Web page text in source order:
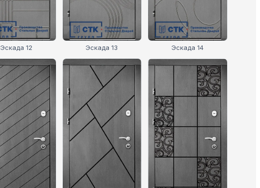
Эскада 12 Эскада 13 Эскада 14